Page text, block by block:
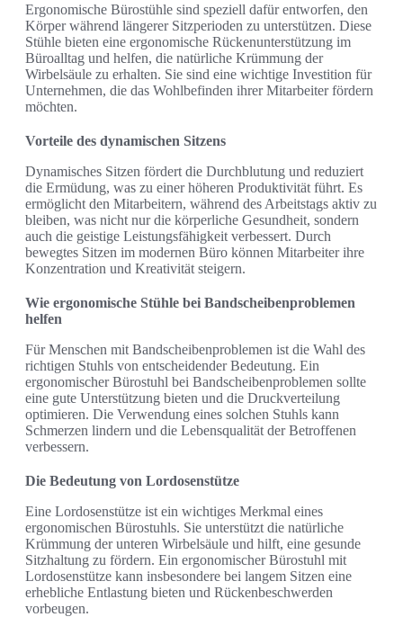
Ergonomische Bürostühle sind speziell dafür entworfen, den
Körper während längerer Sitzperioden zu unterstützen. Diese
Stühle bieten eine ergonomische Rückenunterstützung im
Büroalltag und helfen, die natürliche Krümmung der
Wirbelsäule zu erhalten. Sie sind eine wichtige Investition für
Unternehmen, die das Wohlbefinden ihrer Mitarbeiter fördern
möchten.
Vorteile des dynamischen Sitzens
Dynamisches Sitzen fördert die Durchblutung und reduziert
die Ermüdung, was zu einer höheren Produktivität führt. Es
ermöglicht den Mitarbeitern, während des Arbeitstags aktiv zu
bleiben, was nicht nur die körperliche Gesundheit, sondern
auch die geistige Leistungsfähigkeit verbessert. Durch
bewegtes Sitzen im modernen Büro können Mitarbeiter ihre
Konzentration und Kreativität steigern.
Wie ergonomische Stühle bei Bandscheibenproblemen
helfen
Für Menschen mit Bandscheibenproblemen ist die Wahl des
richtigen Stuhls von entscheidender Bedeutung. Ein
ergonomischer Bürostuhl bei Bandscheibenproblemen sollte
eine gute Unterstützung bieten und die Druckverteilung
optimieren. Die Verwendung eines solchen Stuhls kann
Schmerzen lindern und die Lebensqualität der Betroffenen
verbessern.
Die Bedeutung von Lordosenstütze
Eine Lordosenstütze ist ein wichtiges Merkmal eines
ergonomischen Bürostuhls. Sie unterstützt die natürliche
Krümmung der unteren Wirbelsäule und hilft, eine gesunde
Sitzhaltung zu fördern. Ein ergonomischer Bürostuhl mit
Lordosenstütze kann insbesondere bei langem Sitzen eine
erhebliche Entlastung bieten und Rückenbeschwerden
vorbeugen.